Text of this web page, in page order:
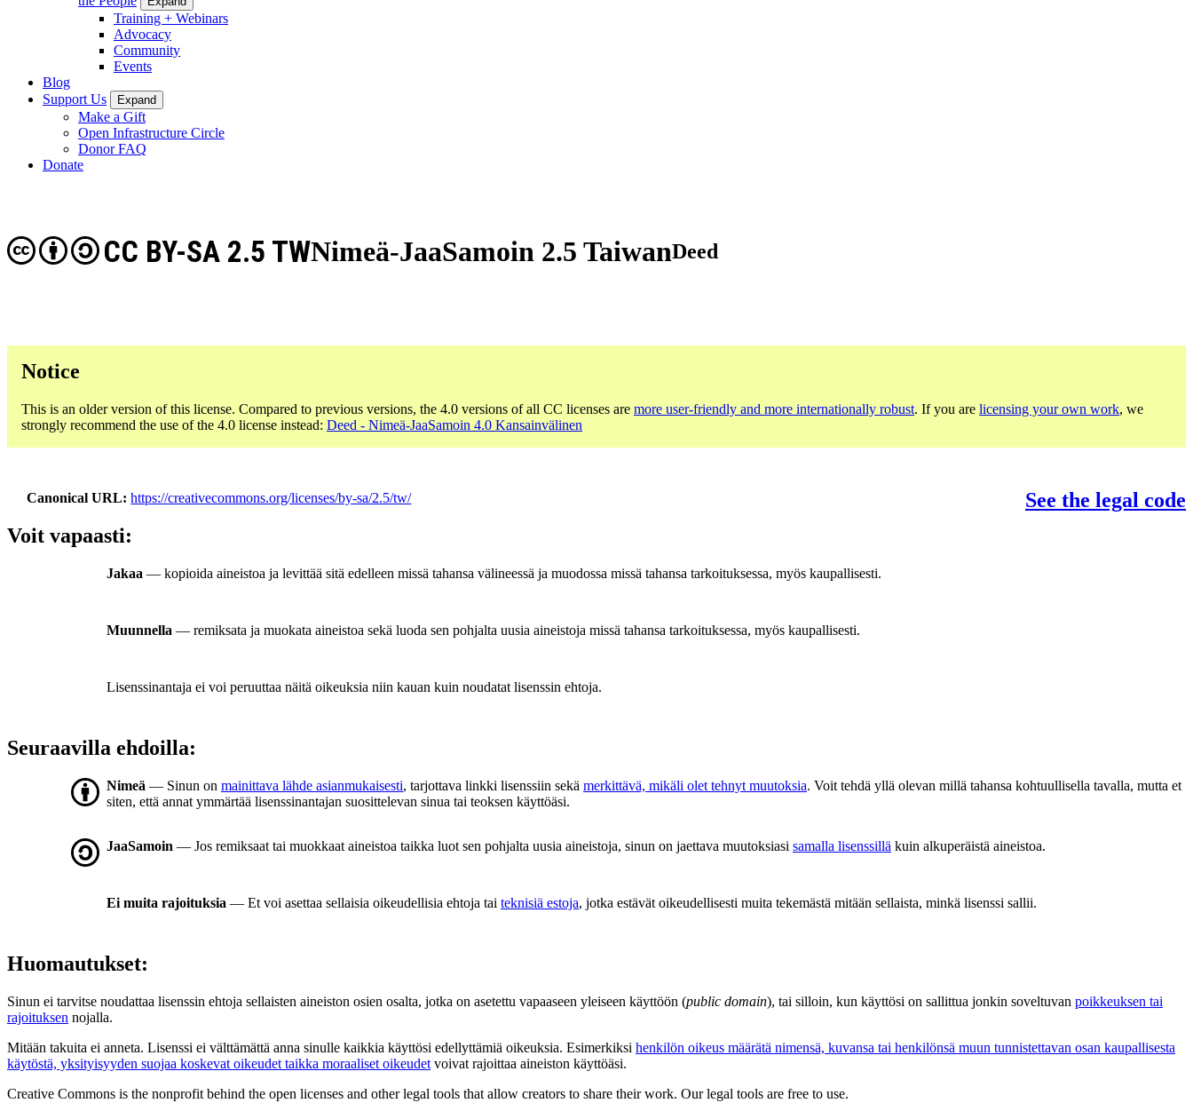
Training + Webinars
Advocacy
Community
Events
Blog
Support Us
Expand
Make a Gift
Open Infrastructure Circle
Donor FAQ
Donate
Nimeä-JaaSamoin 2.5 Taiwan
CC BY-SA 2.5 TW Deed
Notice
This is an older version of this license. Compared to previous versions, the 4.0 versions of all CC licenses are more user-friendly and more internationally robust. If you are licensing your own work, we
strongly recommend the use of the 4.0 license instead: Deed - Nimeä-JaaSamoin 4.0 Kansainvälinen
Canonical URL https://creativecommons.org/licenses/by-sa/2.5/tw/
See the legal code
Voit vapaasti:
Jakaa — kopioida aineistoa ja levittää sitä edelleen missä tahansa välineessä ja muodossa missä tahansa tarkoituksessa, myös kaupallisesti.
Muunnella — remiksata ja muokata aineistoa sekä luoda sen pohjalta uusia aineistoja missä tahansa tarkoituksessa, myös kaupallisesti.
Lisenssinantaja ei voi peruuttaa näitä oikeuksia niin kauan kuin noudatat lisenssin ehtoja.
Seuraavilla ehdoilla:
Nimeä — Sinun on mainittava lähde asianmukaisesti, tarjottava linkki lisenssiin sekä merkittävä, mikäli olet tehnyt muutoksia. Voit tehdä yllä olevan millä tahansa kohtuullisella tavalla, mutta et
siten, että annat ymmärtää lisenssinantajan suosittelevan sinua tai teoksen käyttöäsi.
JaaSamoin — Jos remiksaat tai muokkaat aineistoa taikka luot sen pohjalta uusia aineistoja, sinun on jaettava muutoksiasi samalla lisenssillä kuin alkuperäistä aineistoa.
Ei muita rajoituksia — Et voi asettaa sellaisia oikeudellisia ehtoja tai teknisiä estoja, jotka estävät oikeudellisesti muita tekemästä mitään sellaista, minkä lisenssi sallii.
Huomautukset:
Sinun ei tarvitse noudattaa lisenssin ehtoja sellaisten aineiston osien osalta, jotka on asetettu vapaaseen yleiseen käyttöön (public domain), tai silloin, kun käyttösi on sallittua jonkin soveltuvan poikkeuksen tai
rajoituksen nojalla.
Mitään takuita ei anneta. Lisenssi ei välttämättä anna sinulle kaikkia käyttösi edellyttämiä oikeuksia. Esimerkiksi henkilön oikeus määrätä nimensä, kuvansa tai henkilönsä muun tunnistettavan osan kaupallisesta
käytöstä, yksityisyyden suojaa koskevat oikeudet taikka moraaliset oikeudet voivat rajoittaa aineiston käyttöäsi.
Creative Commons is the nonprofit behind the open licenses and other legal tools that allow creators to share their work. Our legal tools are free to use.